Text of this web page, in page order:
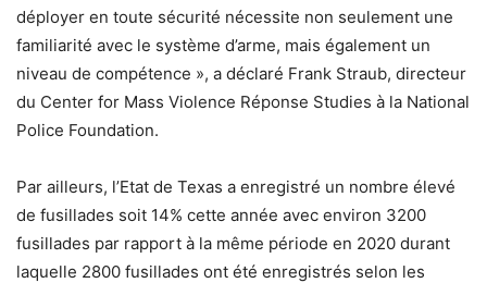
déployer en toute sécurité nécessite non seulement une
familiarité avec le système d’arme, mais également un
niveau de compétence », a déclaré Frank Straub, directeur
du Center for Mass Violence Réponse Studies à la National
Police Foundation.
Par ailleurs, l’Etat de Texas a enregistré un nombre élevé
de fusillades soit 14% cette année avec environ 3200
fusillades par rapport à la même période en 2020 durant
laquelle 2800 fusillades ont été enregistrés selon les